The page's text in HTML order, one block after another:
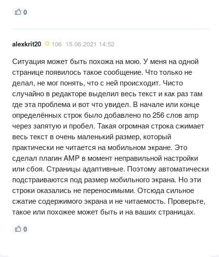
0
alexkrit20 106 15.06.2021 14:52
Ситуация может быть похожа на мою. У меня на одной
странице появилось такое сообщение. Что только не
делал, не мог понять, что с ней происходит. Чисто
случайно в редакторе выделил весь текст и как раз там
где эта проблема и вот что увидел. В начале или конце
определённых строк было добавлено по 256 слов amp
через запятую и пробел. Такая огромная строка сжимает
весь текст в очень маленький размер, который
практически не читается на мобильном экране. Это
сделал плагин AMP в момент неправильной настройки
или сбоя. Страницы адаптивные. Поэтому автоматически
подстраиваются под размер мобильного экрана. Но эти
строки оказались не переносимыми. Отсюда сильное
сжатие содержимого экрана и не читаемость. Проверьте,
такое или похожее может быть и на ваших страницах.
0